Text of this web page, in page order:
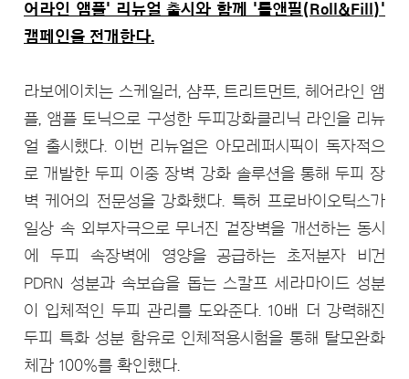
어라인 앰플' 리뉴얼 출시와 함께 '롤앤필(Roll&Fill)'
캠페인을 전개한다.
라보에이치는 스케일러, 샴푸, 트리트먼트, 헤어라인 앰
플, 앰플 토닉으로 구성한 두피강화클리닉 라인을 리뉴
얼 출시했다. 이번 리뉴얼은 아모레퍼시픽이 독자적으
로 개발한 두피 이중 장벽 강화 솔루션을 통해 두피 장
벽 케어의 전문성을 강화했다. 특허 프로바이오틱스가
일상 속 외부자극으로 무너진 겉장벽을 개선하는 동시
에 두피 속장벽에 영양을 공급하는 초저분자 비건
PDRN 성분과 속보습을 돕는 스칼프 세라마이드 성분
이 입체적인 두피 관리를 도와준다. 10배 더 강력해진
두피 특화 성분 함유로 인체적용시험을 통해 탈모완화
체감 100%를 확인했다.